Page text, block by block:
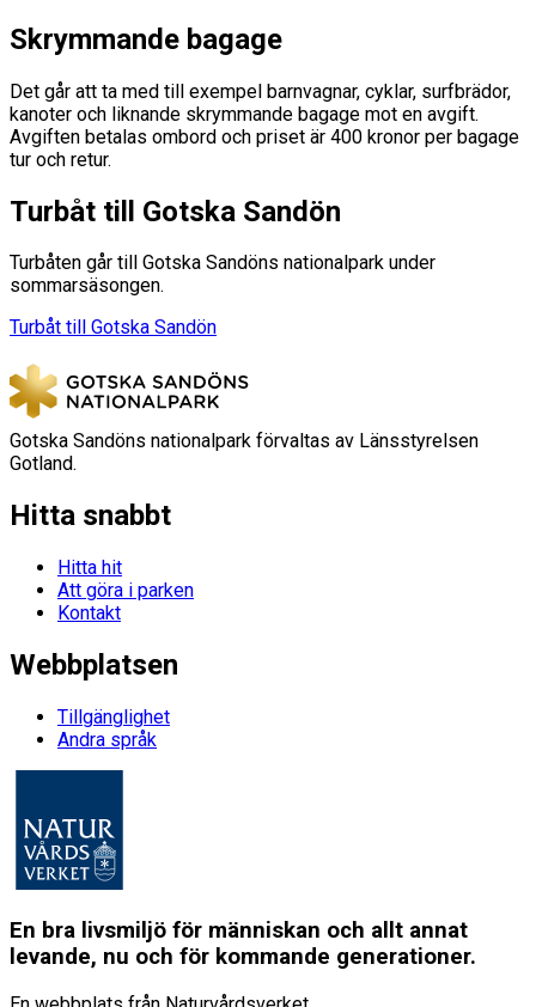
Skrymmande bagage
Det går att ta med till exempel barnvagnar, cyklar, surfbrädor,
kanoter och liknande skrymmande bagage mot en avgift.
Avgiften betalas ombord och priset är 400 kronor per bagage
tur och retur.
Turbåt till Gotska Sandön
Turbåten går till Gotska Sandöns nationalpark under
sommarsäsongen.
Turbåt till Gotska Sandön
Gotska Sandöns nationalpark förvaltas av Länsstyrelsen
Gotland.
Hitta snabbt
Hitta hit
Att göra i parken
Kontakt
Webbplatsen
Tillgänglighet
Andra språk
En bra livsmiljö för människan och allt annat
levande, nu och för kommande generationer.